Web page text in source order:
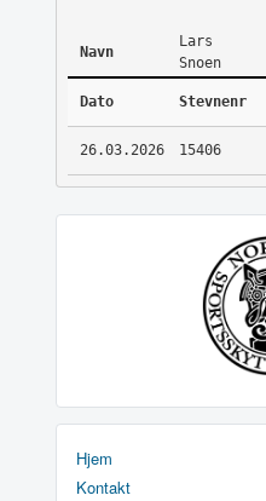
Navn
Lars
Snoen
Dato Stevnenr
26.03.2026 15406
Hjem
Kontakt